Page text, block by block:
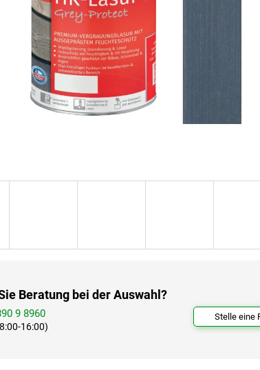
Beratung bei der Auswahl?
9 8960
16:00)
Stelle eine